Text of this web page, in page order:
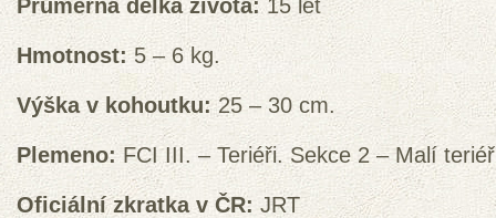
Průměrná délka života: 15 let
Hmotnost:5 – 6 kg.
Výška v kohoutku:25 – 30 cm.
Plemeno: FCI III. – Teriéři. Sekce 2 – Malí
Oficiální zkratka v ČR: JRT